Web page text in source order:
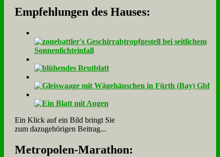
Empfehlungen des Hauses:
Ein Klick auf ein Bild bringt Sie
zum dazugehörigen Beitrag...
Me­tro­po­len-Ma­ra­thon: